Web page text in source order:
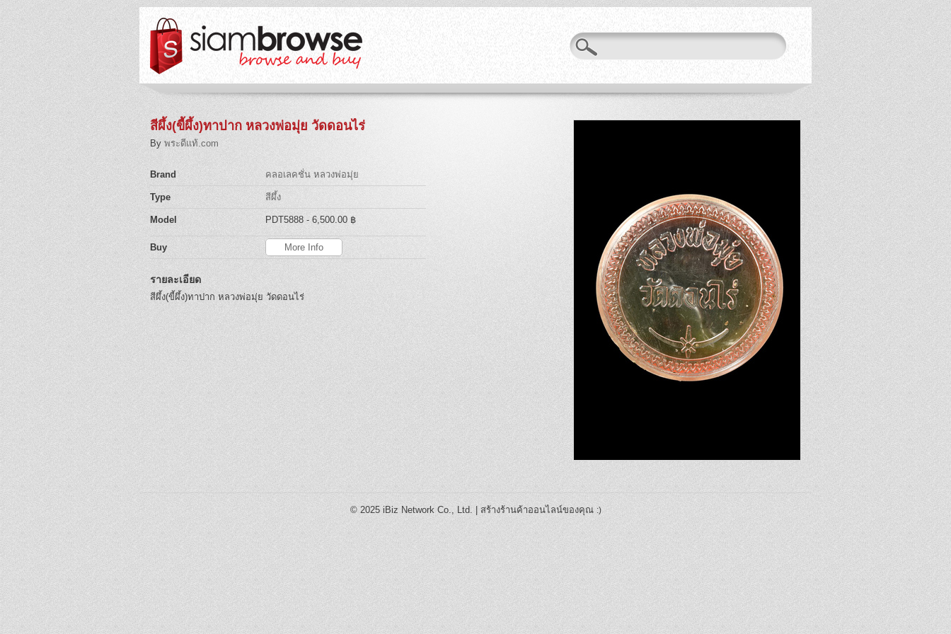
สีผึ้ง(ขี้ผึ้ง)ทาปาก หลวงพ่อมุ่ย วัดดอนไร่
By พระดีแท้.com
Brand คลอเลคชั่น หลวงพ่อมุ่ย
Type สีผึ้ง
Model PDT5888 - 6,500.00 ฿
Buy More Info
รายละเอียด
สีผึ้ง(ขี้ผึ้ง)ทาปาก หลวงพ่อมุ่ย วัดดอนไร่
© 2025 iBiz Network Co., Ltd. สร้างร้านค้าออนไลน์ของคุณ :)